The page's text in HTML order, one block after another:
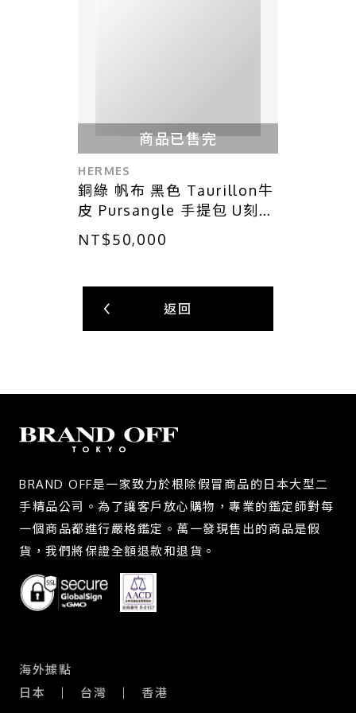
商品已售完
HERMES
銅綠 帆布 黑色 Taurillon牛
皮 Pursangle 手提包 U刻
【HERMES 愛馬仕】
H083894CAAB
NT$50,000
返回
BRAND OFF是一家致力於根除假冒商品的日本大型二
手精品公司。為了讓客戶放心購物，專業的鑑定師對每
一個商品都進行嚴格鑑定。萬一發現售出的商品是假
貨，我們將保證全額退款和退貨。
海外據點
日本
台灣 香港